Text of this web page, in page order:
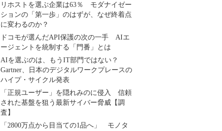
リホストを選ぶ企業は63％ モダナイゼー
ションの「第一歩」のはずが、なぜ終着点
に変わるのか？
ドコモが選んだAPI保護の次の一手 AIエ
ージェントを統制する「門番」とは
AIを選ぶのは、もうIT部門ではない？
Gartner、日本のデジタルワークプレースの
ハイプ・サイクル発表
「正規ユーザー」を隠れみのに侵入 信頼
された基盤を狙う最新サイバー脅威【調
査】
「2800万点から目当ての1品へ」 モノタ